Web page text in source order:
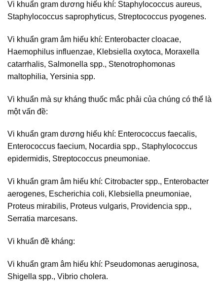
Vi khuẩn gram dương hiếu khí: Staphylococcus aureus,
Staphylococcus saprophyticus, Streptococcus pyogenes.
Vi khuẩn gram âm hiếu khí: Enterobacter cloacae,
Haemophilus influenzae, Klebsiella oxytoca, Moraxella
catarrhalis, Salmonella spp., Stenotrophomonas
maltophilia, Yersinia spp.
Vi khuẩn mà sự kháng thuốc mắc phải của chúng có thể là
một vấn đề:
Vi khuẩn gram dương hiếu khí: Enterococcus faecalis,
Enterococcus faecium, Nocardia spp., Staphylococcus
epidermidis, Streptococcus pneumoniae.
Vi khuẩn gram âm hiếu khí: Citrobacter spp., Enterobacter
aerogenes, Escherichia coli, Klebsiella pneumoniae,
Proteus mirabilis, Proteus vulgaris, Providencia spp.,
Serratia marcesans.
Vi khuẩn đề kháng:
Vi khuẩn gram âm hiếu khí: Pseudomonas aeruginosa,
Shigella spp., Vibrio cholera.